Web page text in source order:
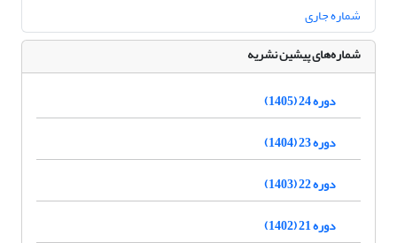
شماره جاری
شماره‌های پیشین نشریه
دوره 24 (1405)
دوره 23 (1404)
دوره 22 (1403)
دوره 21 (1402)